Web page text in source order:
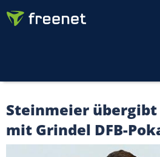
Steinmeier übergibt
mit Grindel DFB-